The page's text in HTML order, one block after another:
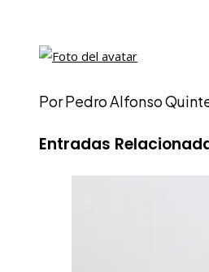
Por Pedro Alfonso
Entradas